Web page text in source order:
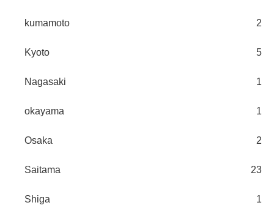
kumamoto 2
Kyoto 5
Nagasaki 1
okayama 1
Osaka 2
Saitama 23
Shiga 1